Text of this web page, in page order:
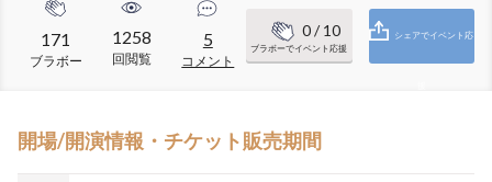
171
ブラボー
1258
回閲覧
5
コメント
0/ 10
ブラボーでイベント応援
シェアでイベント応
開場/開演情報・チケット販売期間